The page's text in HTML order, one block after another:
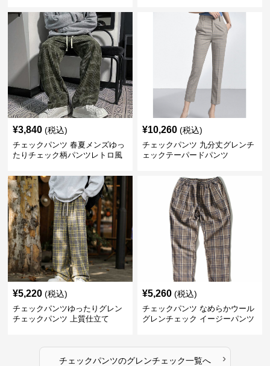
¥3,840 (税込)
チェックパンツ 春夏メンズゆっ
たりチェック柄パンツレトロ風
¥10,260 (税込)
チェックパンツ 九分丈グレンチ
ェックテーパードパンツ
¥5,220 (税込)
チェックパンツゆったりグレン
チェックパンツ 上質仕立て
¥5,260 (税込)
チェックパンツ なめらかウール
グレンチェック イージーパンツ
チェックパンツのグレンチェック一覧へ ›